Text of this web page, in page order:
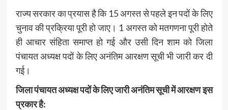
राज्य सरकार का प्रयास है कि 15 अगस्त से पहले इन पदों के लिए
चुनाव की प्रक्रिया पूरी हो जाए। 1 अगस्त को मतगणना पूरी होते
ही आचार संहिता समाप्त हो गई और उसी दिन शाम को जिला
पंचायत अध्यक्ष पदों के लिए अनंतिम आरक्षण सूची भी जारी कर दी
गई।
जिला पंचायत अध्यक्ष पदों के लिए जारी अनंतिम सूची में आरक्षण इस
प्रकार है: